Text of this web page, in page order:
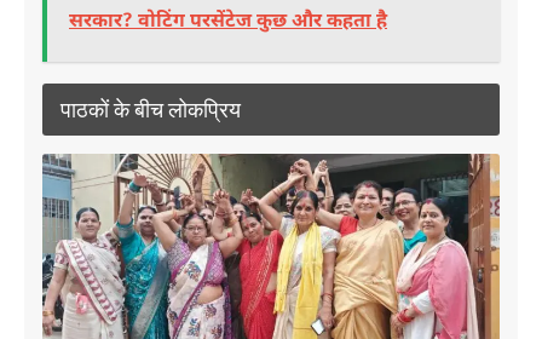
सरकार? वोटिंग परसेंटेज कुछ और कहता है
पाठकों के बीच लोकप्रिय